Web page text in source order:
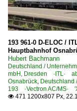
193 961-0 D-ELOC /
Hauptbahnhof
Hubert Bachmann
Deutschland /
mbH, Dresden ·ITL·
Osnabrück, Deutschland
193 ·Vectron AC/MS·
 471 1200x807 Px,